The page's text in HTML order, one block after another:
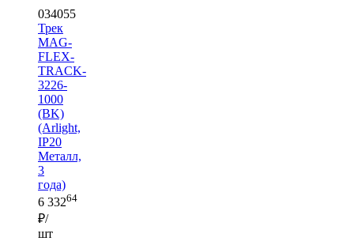
034055
Трек
MAG-
FLEX-
TRACK-
3226-
1000
(BK)
(Arlight,
IP20
Металл,
3
года)
6 33264
₽/
шт